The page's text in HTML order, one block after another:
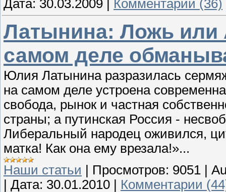
Дата: 30.03.2009 | Комментарии (36)
Латынина: Ложь или
самом деле
Юлия Латынина разразилась
на самом деле устроена
свобода, рынок и частная
страны; а путинская Россия -
Либеральный народец оживился,
матка! Как она ему врезала!»...
Наши статьи
Просмотров: 9051
Дата: 30.01.2010 Комментарии